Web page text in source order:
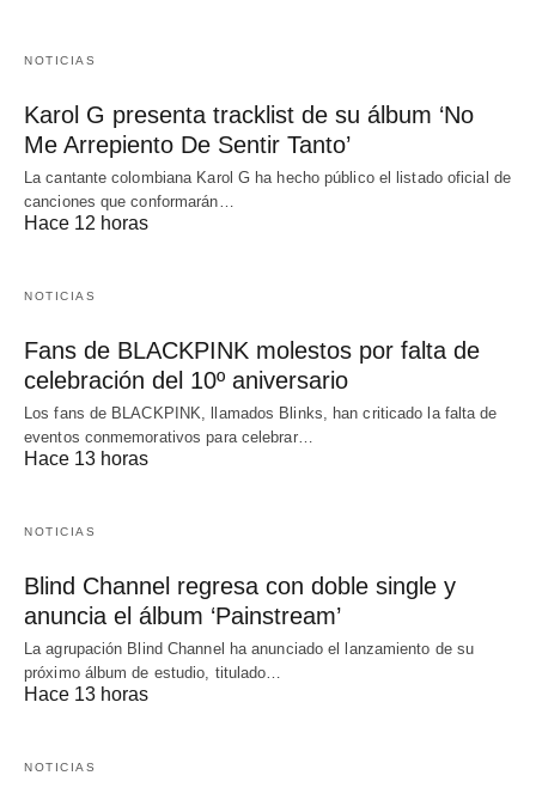
NOTICIAS
Karol G presenta tracklist de su álbum ‘No
Me Arrepiento De Sentir Tanto’
La cantante colombiana Karol G ha hecho público el listado oficial de
canciones que conformarán…
Hace 12 horas
NOTICIAS
Fans de BLACKPINK molestos por falta de
celebración del 10º aniversario
Los fans de BLACKPINK, llamados Blinks, han criticado la falta de
eventos conmemorativos para celebrar…
Hace 13 horas
NOTICIAS
Blind Channel regresa con doble single y
anuncia el álbum ‘Painstream’
La agrupación Blind Channel ha anunciado el lanzamiento de su
próximo álbum de estudio, titulado…
Hace 13 horas
NOTICIAS